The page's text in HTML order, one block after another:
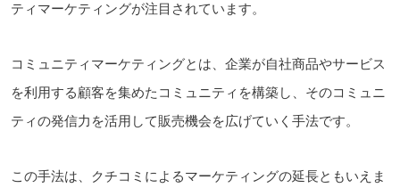
ティマーケティングが注目されています。
コミュニティマーケティングとは、企業が自社商品やサービス
を利用する顧客を集めたコミュニティを構築し、そのコミュニ
ティの発信力を活用して販売機会を広げていく手法です。
この手法は、クチコミによるマーケティングの延長ともいえま